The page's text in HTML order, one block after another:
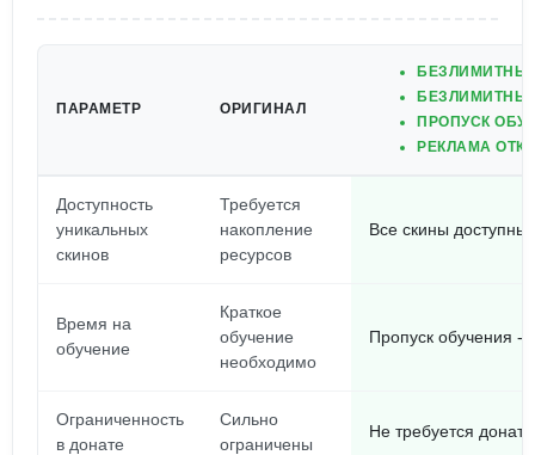
ПАРАМЕТР ОРИГИНАЛ
ПРОПУСК
РЕКЛАМА
Доступность
уникальных
скинов
Требуется
накопление
ресурсов
Все скины доступны
Время на
обучение
Краткое
обучение
необходимо
Пропуск обучения -
Ограниченность
в донате
Сильно
ограничены
Не требуется донат